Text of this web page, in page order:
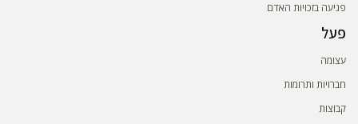
פגיעה בזכויות האדם
פעל
עצומה
חברויות ותרומות
קבוצות